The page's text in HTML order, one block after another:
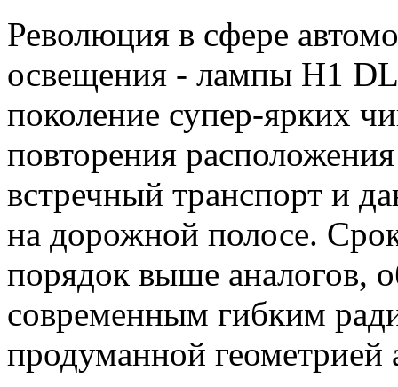
Революция в сфере
освещения - лампы H1
поколение супер-ярких
повторения
встречный транспорт и
на дорожной полосе.
порядок выше аналогов,
современным гибким
продуманной